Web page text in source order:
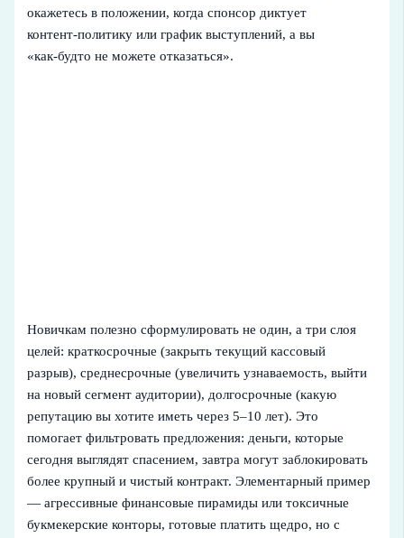
окажетесь в положении, когда спонсор диктует
контент‑политику или график выступлений, а вы
«как‑будто не можете отказаться».
Новичкам полезно сформулировать не один, а три слоя
целей: краткосрочные (закрыть текущий кассовый
разрыв), среднесрочные (увеличить узнаваемость, выйти
на новый сегмент аудитории), долгосрочные (какую
репутацию вы хотите иметь через 5–10 лет). Это
помогает фильтровать предложения: деньги, которые
сегодня выглядят спасением, завтра могут заблокировать
более крупный и чистый контракт. Элементарный пример
— агрессивные финансовые пирамиды или токсичные
букмекерские конторы, готовые платить щедро, но с